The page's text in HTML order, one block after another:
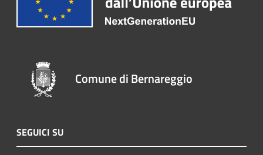
Comune di Bernareggio
SEGUICI SU